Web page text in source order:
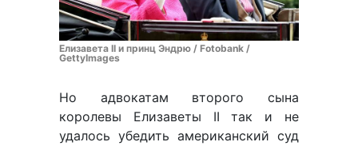
Елизавета II и принц Эндрю / Fotobank /
GettyImages
Но адвокатам второго сына
королевы Елизаветы II так и не
удалось убедить американский суд